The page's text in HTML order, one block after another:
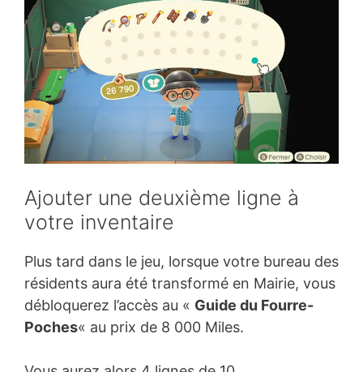
Ajouter une deuxième ligne à
votre inventaire
Plus tard dans le jeu, lorsque votre bureau des
résidents aura été transformé en Mairie, vous
débloquerez l’accès au « Guide du Fourre-
Poches« au prix de 8 000 Miles.